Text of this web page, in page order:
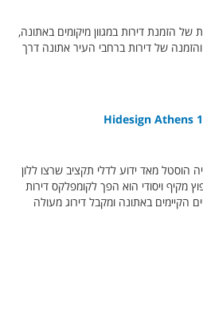
הזמנת דירות במגוון מיקומים באתונה,
של דירות ברחבי העיר אתונה דרך
Hidesign Athens
הוסטל מאד ידוע לדלי תקציב שרצו ללון
מקיף ויסודי הוא הפך לקומפלקס דירות
הקיימים באתונה ומקבל דירוג מעולה